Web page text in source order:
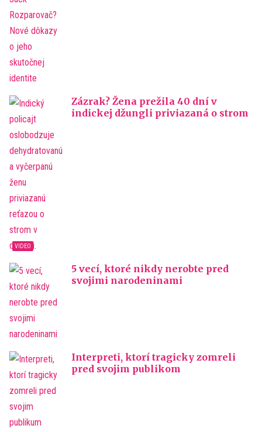
Zázrak? Žena prežila 40 dní v
indickej džungli priviazaná o strom
5 vecí, ktoré nikdy nerobte pred
svojimi narodeninami
Interpreti, ktorí tragicky zomreli
pred svojim publikom